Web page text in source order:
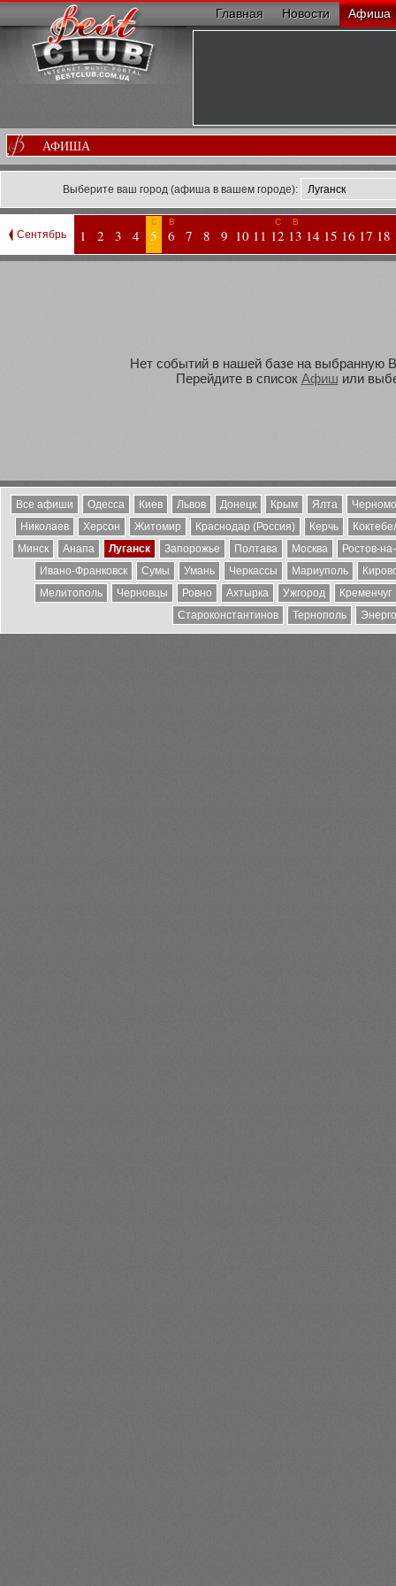
Главная Новости Афиша
АФИША
Выберите ваш город (афиша в вашем городе):
Сентябрь 1 2 3 4
С
5
В
6 7 8 9 10 11
С
12
В
13 14 15 16 17 18
Нет событий в нашей базе на выбранную
Перейдите в список Афиш или
Все афиши Одесса Киев Львов Донецк Крым Ялта
Николаев
Херсон Житомир Краснодар (Россия) Керчь
Минск
Анапа Луганск Запорожье Полтава Москва
Ростов-
Ивано-Франковск
Сумы Умань Черкассы Мариуполь
Мелитополь
Черновцы Ровно Ахтырка Ужгород
Кременчуг
Староконстантинов
Тернополь